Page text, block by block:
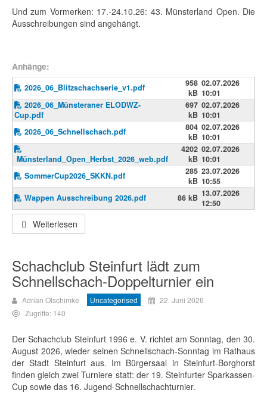
Und zum Vormerken: 17.-24.10.26: 43. Münsterland Open. Die
Ausschreibungen sind angehängt.
Anhänge:
2026_06_Blitzschachserie_v1.pdf
958
kB
02.07.2026
10:01
2026_06_Münsteraner ELODWZ-
Cup.pdf
697
kB
02.07.2026
10:01
2026_06_Schnellschach.pdf
804
kB
02.07.2026
10:01
Münsterland_Open_Herbst_2026_web.pdf
4202
kB
02.07.2026
10:01
SommerCup2026_SKKN.pdf
285
kB
23.07.2026
10:55
Wappen Ausschreibung 2026.pdf
86 kB 13.07.2026
12:50
Weiterlesen
Schachclub Steinfurt lädt zum
Schnellschach-Doppelturnier ein
Adrian Olschimke Uncategorised
22. Juni 2026
Zugriffe: 140
Der Schachclub Steinfurt 1996 e. V. richtet am Sonntag, den 30.
August 2026, wieder seinen Schnellschach-Sonntag im Rathaus
der Stadt Steinfurt aus. Im Bürgersaal in Steinfurt-Borghorst
finden gleich zwei Turniere statt: der 19. Steinfurter Sparkassen-
Cup sowie das 16. Jugend-Schnellschachturnier.